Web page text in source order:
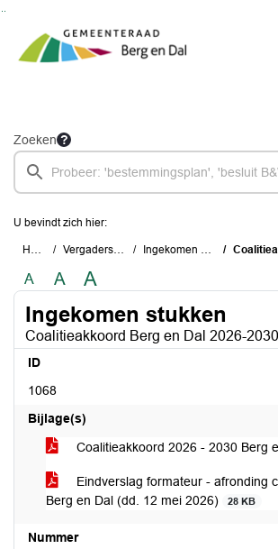
Zoeken
U bevindt zich hier:
Home Vergaderstukken Ingekomen stukken
A A A
Ingekomen stukken
Coalitieakkoord Berg en Dal 2026-2030
ID
1068
Bijlage(s)
Coalitieakkoord 2026 - 2030 Berg
Eindverslag formateur - afronding
Berg en Dal (dd. 12 mei 2026)
28 KB
Nummer